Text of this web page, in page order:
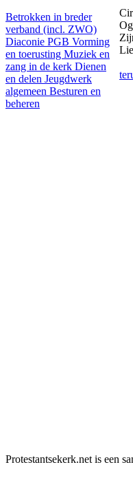
Betrokken in breder
verband (incl. ZWO)
Diaconie PGB Vorming
en toerusting Muziek en
zang in de kerk Dienen
en delen Jeugdwerk
algemeen Besturen en
beheren
Protestantsekerk.net is een